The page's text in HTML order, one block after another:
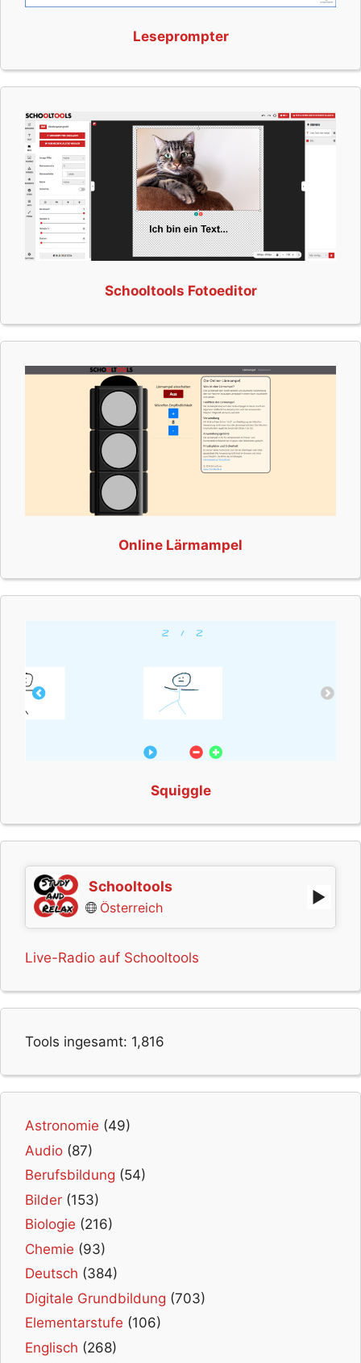
Leseprompter
Schooltools Fotoeditor
Online Lärmampel
Squiggle
Schooltools
Österreich
Live-Radio auf Schooltools
Tools ingesamt: 1,816
Astronomie (49)
Audio (87)
Berufsbildung (54)
Bilder (153)
Biologie (216)
Chemie (93)
Deutsch (384)
Digitale Grundbildung (703)
Elementarstufe (106)
Englisch (268)